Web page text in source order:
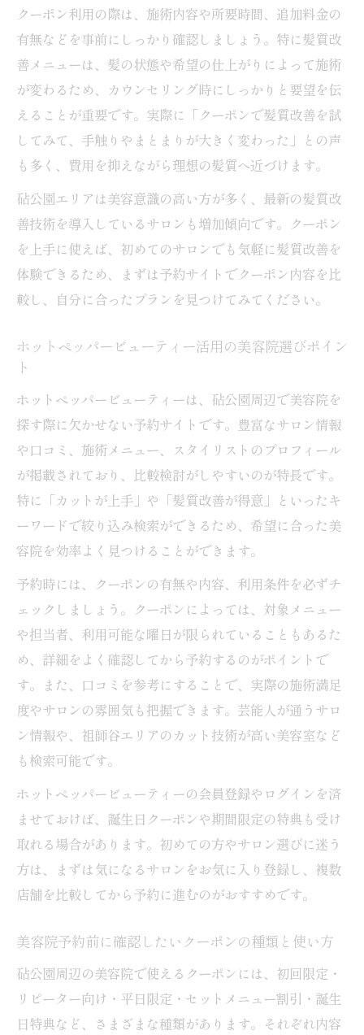
約のコツ
砧公園エリアで髪質改善に強い美容院の探
話題のホットペッパービューティー活用でお得
に通う方法
ホットペッパービューティーで美容院クー
美容院クーポンとホットペッパービューテ
ィーの使い分け
ホットペッパービューティーのログイン活
用術
ーティーで比較
美容院予約前に押さえたい髪質改善の秘訣
美容院予約前に伝えるべき髪質改善の希望
ポイント
髪質改善サロン選びで後悔しないチェック
美容院での相談が髪質改善を左右する理由
方法
このエリアで注目の美容院とクーポン最新情報
美容院クーポンの最新傾向と賢い使い方
砧公園周辺で話題の美容院クーポン特集
口コミで人気の美容院クーポン活用事例
美容院最新クーポン情報で髪質改善を効率
化
注目美容院のクーポン活用で理想の髪に近
づく
美容院利用で理想の髪を手に入れるコツ
る秘訣
美容院通いを成功に導くクーポン選択ポイ
ント
クーポン利用の際は、施術内容や所要時間、追加料金の
有無などを事前にしっかり確認しましょう。特に髪質改
善メニューは、髪の状態や希望の仕上がりによって施術
が変わるため、カウンセリング時にしっかりと要望を伝
えることが重要です。実際に「クーポンで髪質改善を試
してみて、手触りやまとまりが大きく変わった」との声
も多く、費用を抑えながら理想の髪質へ近づけます。
砧公園エリアは美容意識の高い方が多く、最新の髪質改
善技術を導入しているサロンも増加傾向です。クーポン
を上手に使えば、初めてのサロンでも気軽に髪質改善を
体験できるため、まずは予約サイトでクーポン内容を比
較し、自分に合ったプランを見つけてみてください。
ホットペッパービューティー活用の美容院選びポイン
ト
ホットペッパービューティーは、砧公園周辺で美容院を
探す際に欠かせない予約サイトです。豊富なサロン情報
や口コミ、施術メニュー、スタイリストのプロフィール
が掲載されており、比較検討がしやすいのが特長です。
特に「カットが上手」や「髪質改善が得意」といったキ
ーワードで絞り込み検索ができるため、希望に合った美
容院を効率よく見つけることができます。
予約時には、クーポンの有無や内容、利用条件を必ずチ
ェックしましょう。クーポンによっては、対象メニュー
や担当者、利用可能な曜日が限られていることもあるた
め、詳細をよく確認してから予約するのがポイントで
す。また、口コミを参考にすることで、実際の施術満足
度やサロンの雰囲気も把握できます。芸能人が通うサロ
ン情報や、祖師谷エリアのカット技術が高い美容室など
も検索可能です。
ホットペッパービューティーの会員登録やログインを済
ませておけば、誕生日クーポンや期間限定の特典も受け
取れる場合があります。初めての方やサロン選びに迷う
方は、まずは気になるサロンをお気に入り登録し、複数
店舗を比較してから予約に進むのがおすすめです。
美容院予約前に確認したいクーポンの種類と使い方
砧公園周辺の美容院で使えるクーポンには、初回限定・
リピーター向け・平日限定・セットメニュー割引・誕生
日特典など、さまざまな種類があります。それぞれ内容